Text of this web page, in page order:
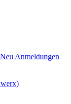
Neu Anmeldungen